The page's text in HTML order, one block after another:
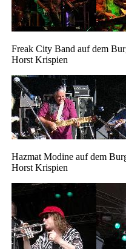
Freak City Band auf dem
Horst Krispien
Hazmat Modine auf dem
Horst Krispien